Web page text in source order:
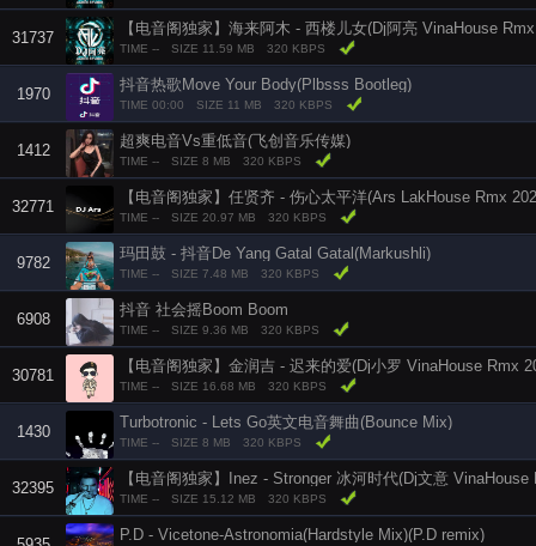
31737
【电音阁独家】海来阿木 - 西楼儿女(Dj阿亮 VinaHouse
TIME -- SIZE 11.59 MB 320 KBPS
1970
抖音热歌Move Your Body(Plbsss Bootleg)
TIME 00:00 SIZE 11 MB 320 KBPS
1412
超爽电音Vs重低音(飞创音乐传媒)
TIME -- SIZE 8 MB 320 KBPS
32771
【电音阁独家】任贤齐 - 伤心太平洋(Ars LakHouse Rmx
TIME -- SIZE 20.97 MB 320 KBPS
9782
玛田鼓 - 抖音De Yang Gatal Gatal(Markushli)
TIME -- SIZE 7.48 MB 320 KBPS
6908
抖音 社会摇Boom Boom
TIME -- SIZE 9.36 MB 320 KBPS
30781
【电音阁独家】金润吉 - 迟来的爱(Dj小罗 VinaHouse Rmx
TIME -- SIZE 16.68 MB 320 KBPS
1430
Turbotronic - Lets Go英文电音舞曲(Bounce Mix)
TIME -- SIZE 8 MB 320 KBPS
32395
【电音阁独家】Inez - Stronger 冰河时代(Dj文意 VinaHouse
TIME -- SIZE 15.12 MB 320 KBPS
P.D - Vicetone-Astronomia(Hardstyle Mix)(P.D remix)